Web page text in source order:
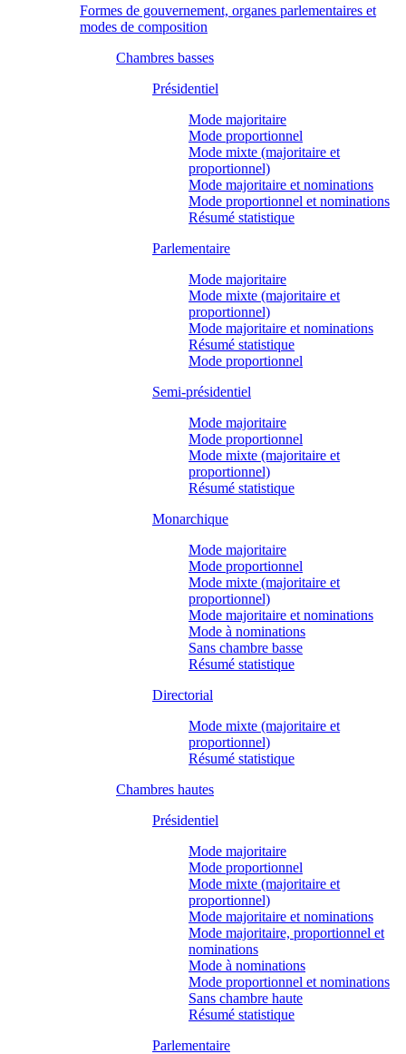
Formes de gouvernement, organes parlementaires et
modes de composition
Chambres basses
Présidentiel
Mode majoritaire
Mode proportionnel
Mode mixte (majoritaire et
proportionnel)
Mode majoritaire et nominations
Mode proportionnel et nominations
Résumé statistique
Parlementaire
Mode majoritaire
Mode mixte (majoritaire et
proportionnel)
Mode majoritaire et nominations
Résumé statistique
Mode proportionnel
Semi-présidentiel
Mode majoritaire
Mode proportionnel
Mode mixte (majoritaire et
proportionnel)
Résumé statistique
Monarchique
Mode majoritaire
Mode proportionnel
Mode mixte (majoritaire et
proportionnel)
Mode majoritaire et nominations
Mode à nominations
Sans chambre basse
Résumé statistique
Directorial
Mode mixte (majoritaire et
proportionnel)
Résumé statistique
Chambres hautes
Présidentiel
Mode majoritaire
Mode proportionnel
Mode mixte (majoritaire et
proportionnel)
Mode majoritaire et nominations
Mode majoritaire, proportionnel et
nominations
Mode à nominations
Mode proportionnel et nominations
Sans chambre haute
Résumé statistique
Parlementaire